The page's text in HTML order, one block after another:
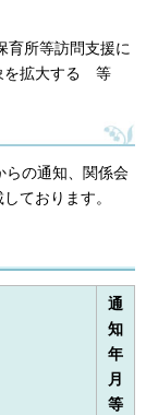
所等訪問支援に
を拡大する 等
らの通知、関係会
ております。
通
知
年
月
等